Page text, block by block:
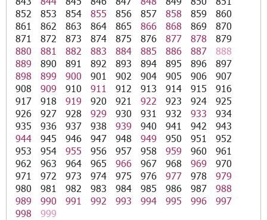
852
853 854 855 856 857 858 859
860
861
862 863 864 865 866 868 869
870
871
872 873 874 875 876 877 878
879
880
881 882 883 884 885 886 887
888
889
890 891 892 893 894 895 896
897
898
899 900 901 902 904 905 906
907
908
909 910 911 912 913 914 915
916
917
918 919 920 921 922 923 924
925
926
927 928 929 930 931 932 933
934
935
936 937 938 939 940 941 942
943
944
945 946 947 948 949 950 951
952
953
954 955 956 957 958 959 960
961
962
963 964 965 966 967 968 969
970
971
972 973 974 975 976 977 978
979
980
981 982 983 984 985 986 987
988
989
990 991 992 993 994 995 996
997
998
999